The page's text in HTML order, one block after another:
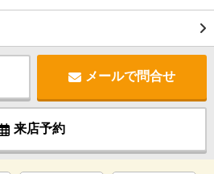
メールで問合せ
来店予約